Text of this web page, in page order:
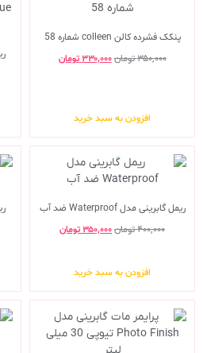
پنکک فشرده کالن colleen شماره 58
۳۵۰,۰۰۰تومان۳۳۰,۰۰۰ تومان
افزودن به سبد خرید
ریمل گابرینی مدل Waterproof ضد آب
۴۰۰,۰۰۰تومان۳۵۰,۰۰۰تومان
افزودن به سبد خرید